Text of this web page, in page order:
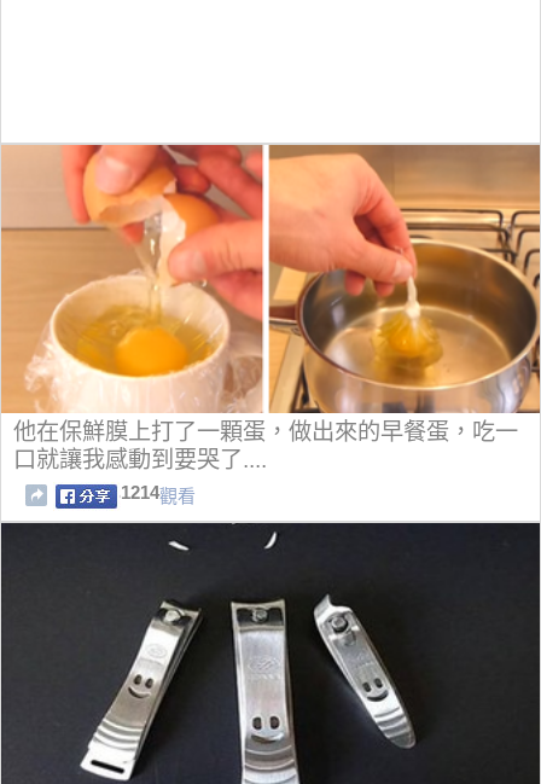
他在保鮮膜上打了一顆蛋，做出來的早餐蛋，吃一
口就讓我感動到要哭了....
1214觀看